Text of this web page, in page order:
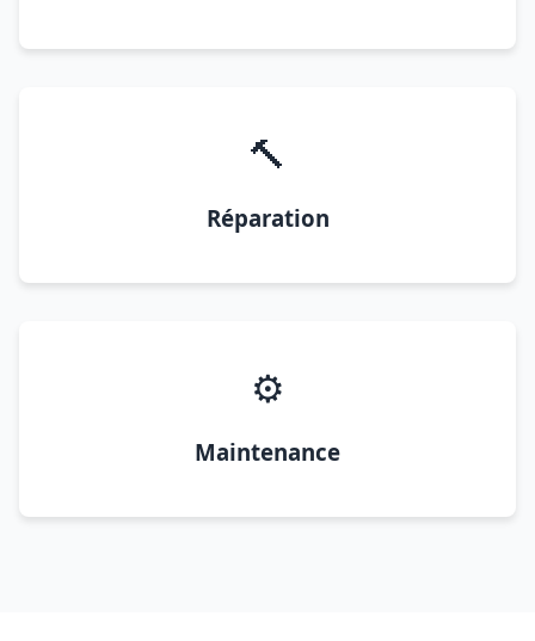
🔨
Réparation
⚙️
Maintenance